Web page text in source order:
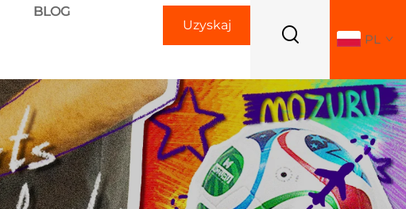
BLOG
Uzyskaj
PL